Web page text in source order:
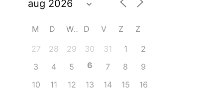
M D W D V Z
Z
27
28 29 30 31 1
2
3
4 5 6 7 8
9
10
11 12 13 14 15
16